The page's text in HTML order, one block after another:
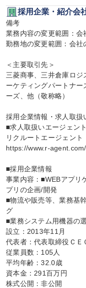
採用企業・紹介会
備考
業務内容の変更範囲：会
勤務地の変更範囲：会社
＜主要取引先＞
三菱商事、三井倉庫ロ
ーケティングパートナ
ーズ、他（敬称略）
採用企業情報・求人取扱
■求人取扱いエージェント
リクルートエージェント
https://www.r-agent.com/
■採用企業情報
事業内容：■WEBアプリ
プリの企画/開発
■物流や販売等、業務基
グ
■業務システム用機器の
設立：2013年11月
代表者：代表取締役ＣＥ
従業員数：105人
平均年齢：32.0歳
資本金：291百万円
株式公開：非公開